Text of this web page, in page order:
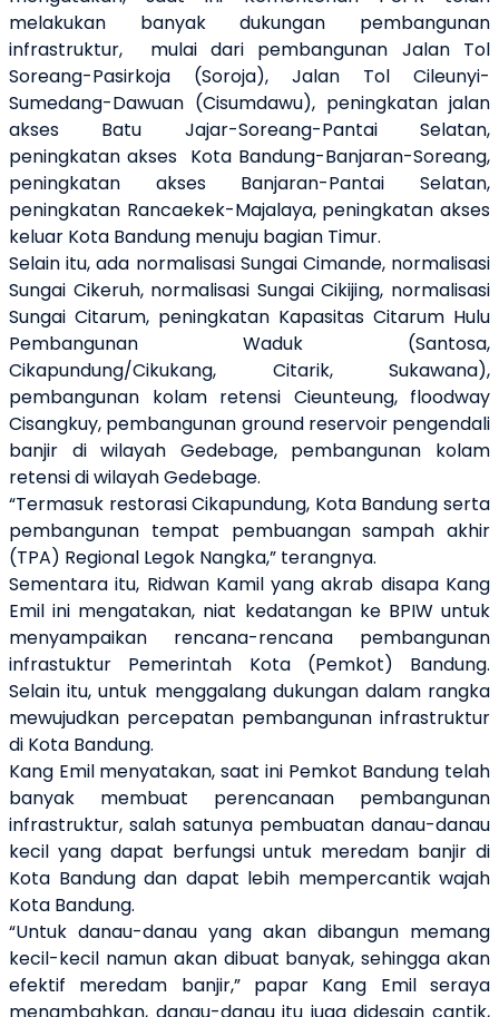
melakukan banyak dukungan pembangunan
infrastruktur,
mulai dari pembangunan Jalan Tol
Soreang-Pasirkoja (Soroja), Jalan Tol Cileunyi-
Sumedang-Dawuan (Cisumdawu), peningkatan jalan
akses Batu Jajar-Soreang-Pantai Selatan,
peningkatan akses Kota Bandung-Banjaran-Soreang,
peningkatan akses Banjaran-Pantai Selatan,
peningkatan Rancaekek-Majalaya, peningkatan akses
keluar Kota Bandung menuju bagian Timur.
Selain itu, ada normalisasi Sungai Cimande, normalisasi
Sungai Cikeruh, normalisasi Sungai Cikijing, normalisasi
Sungai Citarum, peningkatan Kapasitas Citarum Hulu
Pembangunan Waduk (Santosa,
Cikapundung/Cikukang, Citarik, Sukawana),
pembangunan kolam retensi Cieunteung, floodway
Cisangkuy, pembangunan ground reservoir pengendali
banjir di wilayah Gedebage, pembangunan kolam
retensi di wilayah Gedebage.
“Termasuk restorasi Cikapundung, Kota Bandung serta
pembangunan tempat pembuangan sampah akhir
(TPA) Regional Legok Nangka,” terangnya.
Sementara itu, Ridwan Kamil yang akrab disapa Kang
Emil ini mengatakan, niat kedatangan ke BPIW untuk
menyampaikan rencana-rencana pembangunan
infrastuktur Pemerintah Kota (Pemkot) Bandung.
Selain itu, untuk menggalang dukungan dalam rangka
mewujudkan percepatan pembangunan infrastruktur
di Kota Bandung.
Kang Emil menyatakan, saat ini Pemkot Bandung telah
banyak membuat perencanaan pembangunan
infrastruktur, salah satunya pembuatan danau-danau
kecil yang dapat berfungsi untuk meredam banjir di
Kota Bandung dan dapat lebih mempercantik wajah
Kota Bandung.
“Untuk danau-danau yang akan dibangun memang
kecil-kecil namun akan dibuat banyak, sehingga akan
efektif meredam banjir,” papar Kang Emil seraya
menambahkan, danau-danau itu juga didesain cantik,